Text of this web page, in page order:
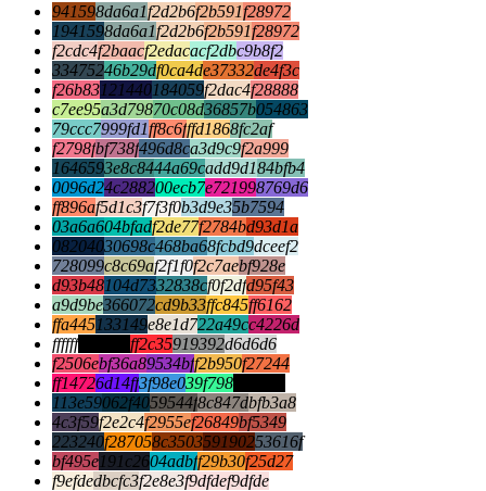
941598da6a1f2d2b6f2b591f28972
1941598da6a1f2d2b6f2b591f28972
f2cdc4f2baacf2edacacf2dbc9b8f2
33475246b29df0ca4de37332de4f3c
f26b83121440184059f2dac4f28888
c7ee95a3d79870c08d36857b054863
79ccc7999fd1ff8c6fffd1868fc2af
f2798fbf738f496d8ca3d9c9f2a999
1646593e8c8444a69cadd9d184bfb4
0096d24c288200ecb7e721998769d6
ff896af5d1c3f7f3f0b3d9e35b7594
03a6a604bfadf2de77f2784bd93d1a
08204030698c468ba68fcbd9dceef2
728099c8c69af2f1f0f2c7aebf928e
d93b48104d7332838cf0f2dfd95f43
a9d9be366072cd9b33ffc845ff6162
ffa445133149e8e1d722a49cc4226d
ffffff
ff2c35919392d6d6d6
f2506ebf36a89534bff2b950f27244
ff14726d14ff3f98e039f798
113e59062f4059544f8c847dbfb3a8
4c3f59f2e2c4f2955ef26849bf5349
223240f287058c350359190253616f
bf495e191c2604adbff29b30f25d27
f9efdedbcfc3f2e8e3f9dfdef9dfde